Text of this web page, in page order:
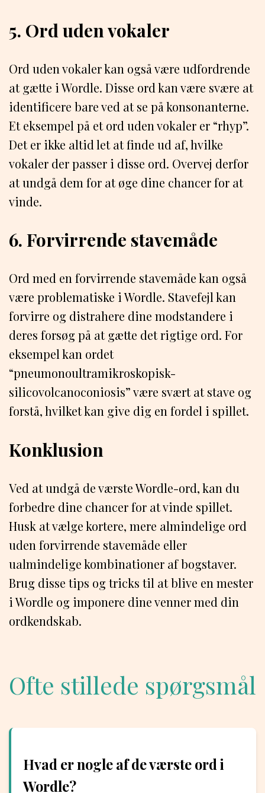
5. Ord uden vokaler
Ord uden vokaler kan også være udfordrende
at gætte i Wordle. Disse ord kan være svære at
identificere bare ved at se på konsonanterne.
Et eksempel på et ord uden vokaler er “rhyp”.
Det er ikke altid let at finde ud af, hvilke
vokaler der passer i disse ord. Overvej derfor
at undgå dem for at øge dine chancer for at
vinde.
6. Forvirrende stavemåde
Ord med en forvirrende stavemåde kan også
være problematiske i Wordle. Stavefejl kan
forvirre og distrahere dine modstandere i
deres forsøg på at gætte det rigtige ord. For
eksempel kan ordet
“pneumonoultramikroskopisk-
silicovolcanoconiosis” være svært at stave og
forstå, hvilket kan give dig en fordel i spillet.
Konklusion
Ved at undgå de værste Wordle-ord, kan du
forbedre dine chancer for at vinde spillet.
Husk at vælge kortere, mere almindelige ord
uden forvirrende stavemåde eller
ualmindelige kombinationer af bogstaver.
Brug disse tips og tricks til at blive en mester
i Wordle og imponere dine venner med din
ordkendskab.
Ofte stillede spørgsmål
Hvad er nogle af de værste ord i
Wordle?